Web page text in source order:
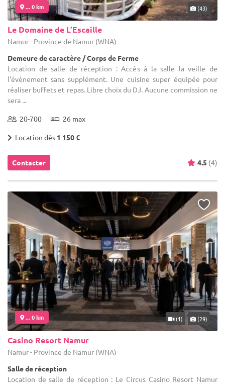
... 0 km (43)
Le Domaine de L’Escaille
Namur - Province de Namur (WNA)
Demeure de caractère / Corps de Ferme
Location de salle de réception : Accès à la salle la veille de
l'évènement sans supplément. Une cuisine super équipée pour
réaliser buffets et repas. Libre choix du DJ. Aucune commission ne
sera ...
20-700 26 max
Location dès 1 150 €
Contacter 4.5 (4)
... 0 km (1) (29)
Casino Resort Namur
Namur - Province de Namur (WNA)
Salle de réception
Location de salle de réception : Le Circus Casino Resort Namur